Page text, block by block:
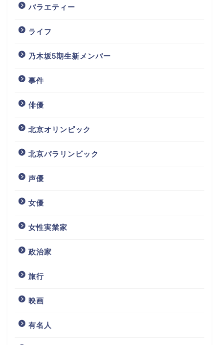
バラエティー
ライフ
乃木坂5期生新メンバー
事件
俳優
北京オリンピック
北京パラリンピック
声優
女優
女性実業家
政治家
旅行
映画
有名人